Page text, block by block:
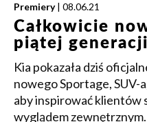
Premiery | 08.06.21
Całkowicie
piątej generacji
Kia pokazała dziś
nowego Sportage, SUV-
aby inspirować klientów
wyglądem zewnętrznym.